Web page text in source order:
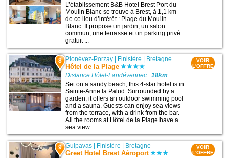
L’établissement B&B Hotel Brest Port du
Moulin Blanc se trouve à Brest, à 1,1 km
de ce lieu d’intérêt : Plage du Moulin
Blanc. Il propose un jardin, un salon
commun, une terrasse et un parking privé
gratuit ...
8 Plonévez-Porzay Finistère Bretagne
Hôtel de la Plage
Distance Hôtel-Landévennec :18km
Set on a sandy beach, this 4-star hotel is in
Sainte-Anne la Palud. Surrounded by a
garden, it offers an outdoor swimming pool
and a sauna. Guests can enjoy sea views
from the terrace, with a drink from the bar.
All the rooms at Hôtel de la Plage have a
sea view ...
VOIR
L'OFFRE
9 Guipavas Finistère Bretagne
Greet Hotel Brest Aéroport
VOIR
L'OFFRE